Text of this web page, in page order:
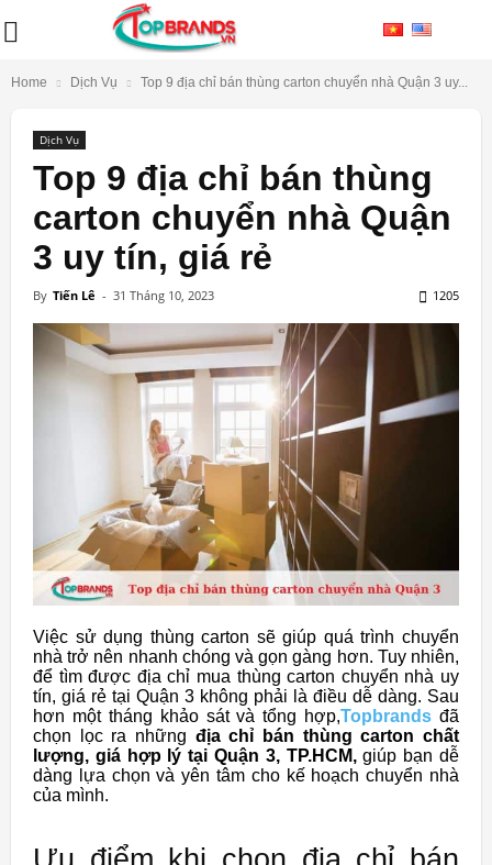
Home Dịch Vụ Top 9 địa chỉ bán thùng carton chuyển nhà Quận 3 uy...
Dịch Vụ
Top 9 địa chỉ bán thùng
carton chuyển nhà Quận
3 uy tín, giá rẻ
By Tiến Lê - 31 Tháng 10, 2023 1205
Việc sử dụng thùng carton sẽ giúp quá trình chuyển
nhà trở nên nhanh chóng và gọn gàng hơn. Tuy nhiên,
để tìm được địa chỉ mua thùng carton chuyển nhà uy
tín, giá rẻ tại Quận 3 không phải là điều dễ dàng. Sau
hơn một tháng khảo sát và tổng hợp,Topbrands đã
chọn lọc ra những địa chỉ bán thùng carton chất
lượng, giá hợp lý tại Quận 3, TP.HCM,giúp bạn dễ
dàng lựa chọn và yên tâm cho kế hoạch chuyển nhà
của mình.